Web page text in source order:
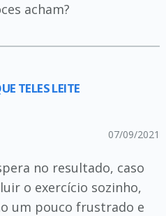
acham?
TELES LEITE
07/09/2021
no resultado, caso
o exercício sozinho,
um pouco frustrado e